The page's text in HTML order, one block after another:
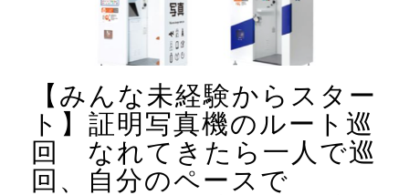
【みんな未経験からスター
ト】証明写真機のルート巡
回 なれてきたら一人で巡
回、自分のペースで